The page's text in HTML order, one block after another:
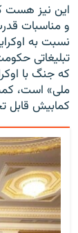
این نیز هست
و مناسبات
نسبت به
تبلیغاتی
که جنگ با
ملی» است،
کمابیش قابل